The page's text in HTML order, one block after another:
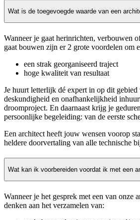
Wat is de toegevoegde waarde van een
Wanneer je gaat herinrichten, verbouwen
gaat bouwen zijn er 2 grote voordelen om
een strak georganiseerd traject
hoge kwaliteit van resultaat
Je huurt letterlijk dé expert in op dit
deskundigheid en onafhankelijkheid
droomproject. En daarnaast krijg je
persoonlijke begeleiding: van de eerste
Een architect heeft jouw wensen voorop
heldere doorvertaling van alle technische
Wat kan ik voorbereiden voordat ik met een
Wanneer je het gesprek met een van onze
denken aan het verzamelen van: